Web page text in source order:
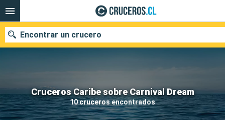
Cruceros Caribe sobre Carnival Dream
10 cruceros encontrados
Encontrar un crucero
Nuestros destinos
Fecha de salida